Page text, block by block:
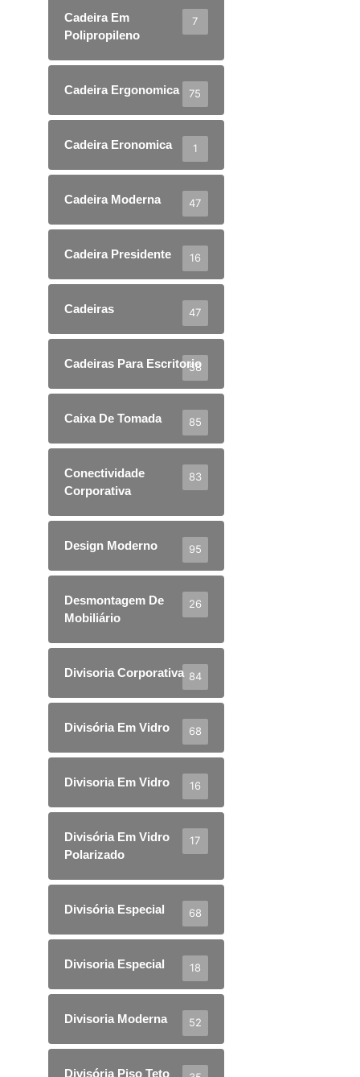
Cadeira Em
Polipropileno
7
Cadeira Ergonomica 75
Cadeira Eronomica 1
Cadeira Moderna 47
Cadeira Presidente 16
Cadeiras 47
Cadeiras Para Escritorio
58
Caixa De Tomada 85
Conectividade
Corporativa
83
Design Moderno 95
Desmontagem De
Mobiliário
26
Divisoria Corporativa 84
Divisória Em Vidro 68
Divisoria Em Vidro 16
Divisória Em Vidro
Polarizado
17
Divisória Especial 68
Divisoria Especial 18
Divisoria Moderna 52
Divisória Piso Teto